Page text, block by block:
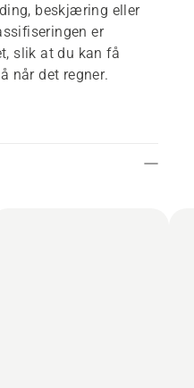
beskjæring eller
er
slik at du kan få
når det regner.
Designet med